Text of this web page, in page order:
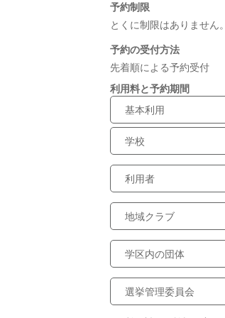
予約制限
とくに制限はありません。
予約の受付方法
先着順による予約受付
利用料と予約期間
基本利用
学校
利用者
地域クラブ
学区内の団体
選挙管理委員会